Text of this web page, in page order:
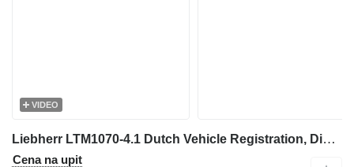
VIDEO
Liebherr LTM1070-4.1 Dutch Vehicle Registration, Diesel, 8x
Cena na upit